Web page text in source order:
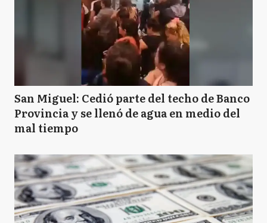
San Miguel: Cedió parte del techo de Banco
Provincia y se llenó de agua en medio del
mal tiempo